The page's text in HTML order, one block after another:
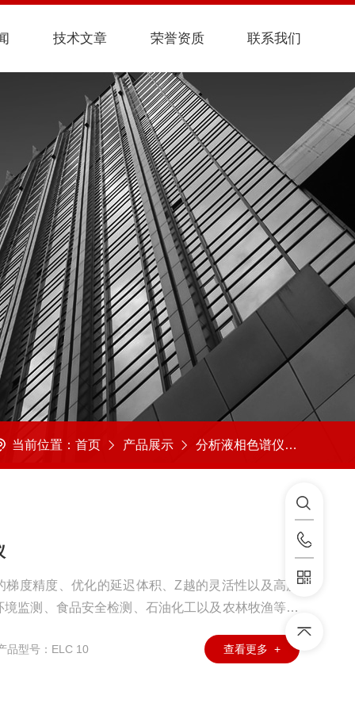
技术文章 荣誉资质 联系我们
当前位置： 首页 产品展示 分析液相色谱仪
梯度精度、优化的延迟体积、Z越的灵活性以及高度
监测、食品安全检测、石油化工以及农林牧渔等众
。该系统可灵活配置多种检测器，并能够无缝联用质
的可能性。在专业色谱工作站的智能控制下，ELC
报告生成、系统冲洗及关机操作，显著提升工作效
品型号：ELC 10 查看更多 +